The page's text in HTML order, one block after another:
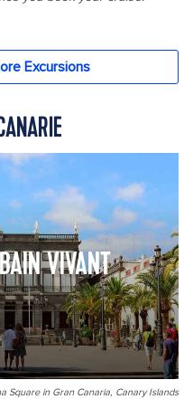
VIVANT
Square in Gran Canaria, Canary Islands